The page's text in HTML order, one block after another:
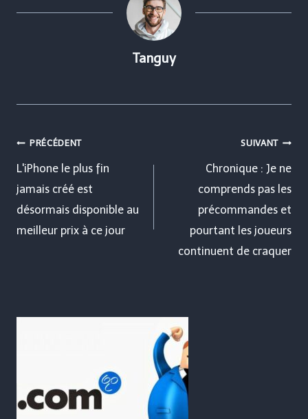
Tanguy
Navigation
de
l’article
PRÉCÉDENT
L'iPhone le plus fin
jamais créé est
désormais disponible au
meilleur prix à ce jour
SUIVANT
Chronique : Je ne
comprends pas les
précommandes et
pourtant les joueurs
continuent de craquer